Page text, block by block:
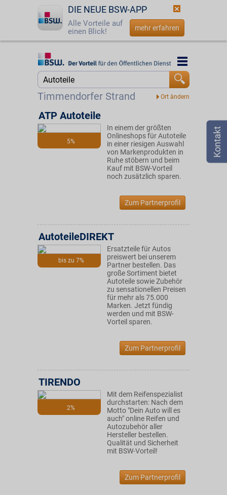
DIE NEUE BSW-APP
Alle Vorteile auf
einen Blick!
mehr erfahren
Startseite
☎ 0800 - 279 25 82
Timmendorfer Strand
Startseite
5%
ATP Autoteile
In einem der größten
Onlineshops für Autoteile
in einer riesigen Auswahl
von Markenprodukten in
Ruhe stöbern und beim
Kauf mit BSW-Vorteil
noch zusätzlich sparen.
Zum Partnerprofil
bis zu 7%
AutoteileDIREKT
Ersatzteile für Autos
preiswert bei unserem
Partner bestellen. Das
große Sortiment bietet
Autoteile sowie Zubehör
zu sensationellen Preisen
für mehr als 75.000
Marken. Jetzt fündig
werden und mit BSW-
Vorteil sparen.
Zum Partnerprofil
2%
TIRENDO
Mit dem Reifenspezialist
durchstarten: Nach dem
Motto "Dein Auto will es
auch" online Reifen und
Autozubehör aller
Hersteller bestellen.
Qualität und Sicherheit
mit BSW-Vorteil!
Zum Partnerprofil